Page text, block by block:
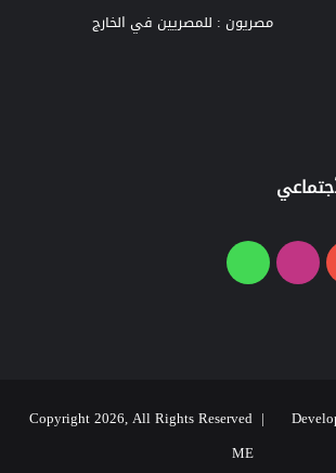
مصريون : للمصريين في الخارج
يوتيوبانستقرامواتساب
ME